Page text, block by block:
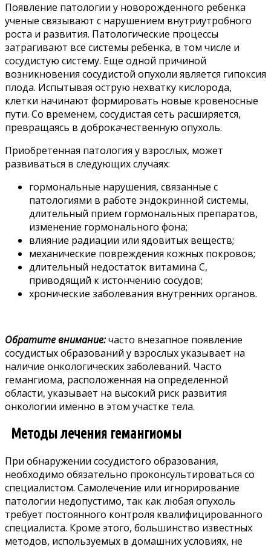
Появление патологии у новорожденного ребенка
ученые связывают с нарушением внутриутробного
роста и развития. Патологические процессы
затрагивают все системы ребенка, в том числе и
сосудистую систему. Еще одной причиной
возникновения сосудистой опухоли является гипоксия
плода. Испытывая острую нехватку кислорода,
клетки начинают формировать новые кровеносные
пути. Со временем, сосудистая сеть расширяется,
превращаясь в доброкачественную опухоль.
Приобретенная патология у взрослых, может
развиваться в следующих случаях:
гормональные нарушения, связанные с
патологиями в работе эндокринной системы,
длительный прием гормональных препаратов,
изменение гормонального фона;
влияние радиации или ядовитых веществ;
механические повреждения кожных покровов;
длительный недостаток витамина С,
приводящий к истончению сосудов;
хронические заболевания внутренних органов.
Обратите внимание:часто внезапное появление
сосудистых образований у взрослых указывает на
наличие онкологических заболеваний. Часто
гемангиома, расположенная на определенной
области, указывает на высокий риск развития
онкологии именно в этом участке тела.
Методы лечения гемангиомы
При обнаружении сосудистого образования,
необходимо обязательно проконсультироваться со
специалистом. Самолечение или игнорирование
патологии недопустимо, так как любая опухоль
требует постоянного контроля квалифицированного
специалиста. Кроме этого, большинство известных
методов, используемых в домашних условиях, не